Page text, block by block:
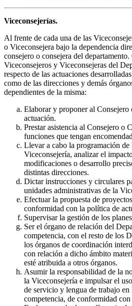
Viceconsejerías.
Al frente de cada una de las
o Viceconsejera bajo la dependencia
consejero o consejera del
Viceconsejeros y Viceconsejeras del
respecto de las actuaciones
como de las direcciones y demás
dependientes de la misma:
Elaborar y proponer al Consejero
actuación.
Prestar asistencia al Consejero o
funciones que tengan
Llevar a cabo la programación de
Viceconsejería, analizar el
modificaciones o desarrollo
distintas direcciones.
Dictar instrucciones y circulares
unidades administrativas de la
Efectuar la propuesta de
conformidad con la política de
Supervisar la gestión de los
Ser el órgano de relación del
competencia, con el resto de los
los órganos de coordinación
con relación a dicho ámbito
esté atribuida a otros órganos.
Asumir la responsabilidad de la
la Viceconsejería e impulsar el
de servicio y lengua de trabajo en
competencia, de conformidad